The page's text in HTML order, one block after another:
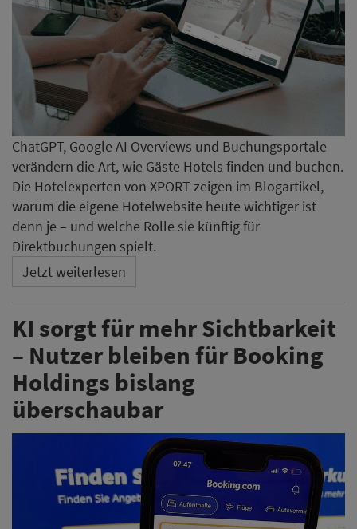
ChatGPT, Google AI Overviews und Buchungsportale
verändern die Art, wie Gäste Hotels finden und buchen.
Die Hotelexperten von XPORT zeigen im Blogartikel,
warum die eigene Hotelwebsite heute wichtiger ist
denn je – und welche Rolle sie künftig für
Direktbuchungen spielt.
Jetzt weiterlesen
KI sorgt für mehr Sichtbarkeit
– Nutzer bleiben für Booking
Holdings bislang
überschaubar